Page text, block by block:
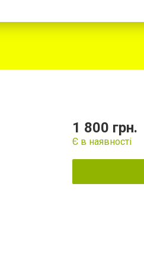
1 800 грн.
Є в наявності